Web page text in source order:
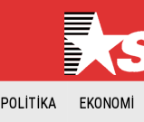
POLİTİKA EKONOMİ